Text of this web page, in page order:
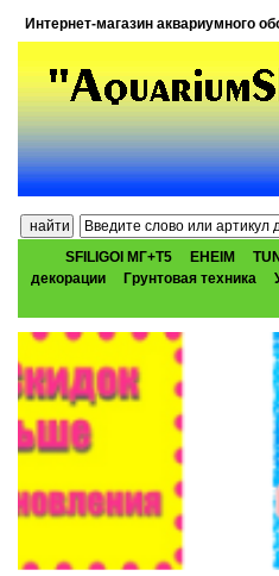
Интернет-магазин аквариумного
SFILIGOI МГ+Т5 EHEIM
декорации
Грунтовая техника